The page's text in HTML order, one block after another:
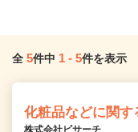
全 5件中 1 - 5件を表示
化粧品などに関
株式会社ビサーチ